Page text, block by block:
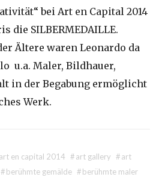
bei Art en Capital 2014
die SILBERMEDAILLE.
Ältere waren Leonardo da
u.a. Maler, Bildhauer,
in der Begabung ermöglicht
Werk.
art en capital 2014 #art gallery #art
#berühmte gemälde #berühmte maler